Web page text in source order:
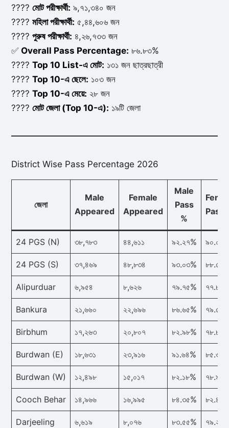
???? মোট পরীক্ষার্থী: ৯,৭১,৩৪০ জন
???? মহিলা পরীক্ষার্থী: ৫,৪৪,৬০৬ জন
???? পুরুষ পরীক্ষার্থী: ৪,২৬,৭৩৩ জন
✅ Overall Pass Percentage: ৮৬.৮৩%
???? Top 10 List-এ মোট: ১৩১ জন ছাত্রছাত্রী
???? Top 10-এ ছেলে: ১০৩ জন
???? Top 10-এ মেয়ে: ২৮ জন
????️ মোট জেলা (Top 10-এ): ১৯টি জেলা
District Wise Pass Percentage 2026
জেলা
Male
Appeared
Female
Appeared
Male
Pass
%
Pass
24 PGS (N) ৩৮,৭৮৩ ৪৪,৬১১ ৯২.২৭%
24 PGS (S) ৩৭,৪৬৯ ৪৮,৮৩৪ ৯৩.০৩%
Alipurduar ৬,৯৫৪ ৮,৬২৬ ৭৯.৭৫%
Bankura ২১,৬৬০ ২২,৬৯৬ ৮৬.৬৫%
Birbhum ১৭,২৬৩ ২০,৮০৭ ৮২.৯৮%
Burdwan (E) ১৮,৬৩১ ২৩,৯১৬ ৯১.৬৪%
Burdwan (W) ১২,৪৯৮ ১৫,০১৭ ৮২.১৮%
Cooch Behar ১৪,৯৬৬ ১৬,৯৯৫ ৮৪.৩৫%
Darjeeling ৬,৬১৯ ৮,০৭৬ ৮৩.৫৫%